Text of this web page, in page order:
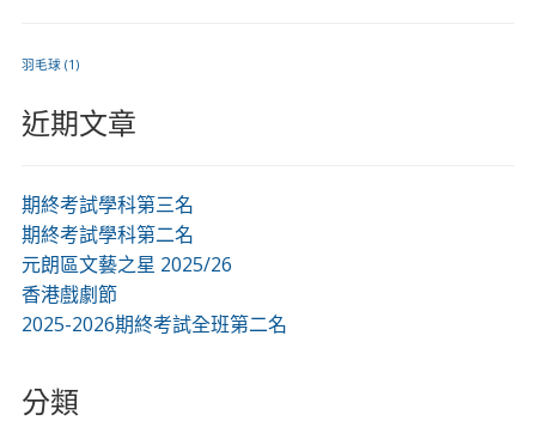
羽毛球(1)
近期文章
期終考試學科第三名
期終考試學科第二名
元朗區文藝之星 2025/26
香港戲劇節
2025-2026期終考試全班第二名
分類